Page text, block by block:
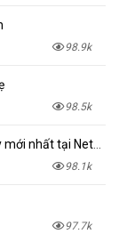
98.9k
98.5k
98.1k
97.7k